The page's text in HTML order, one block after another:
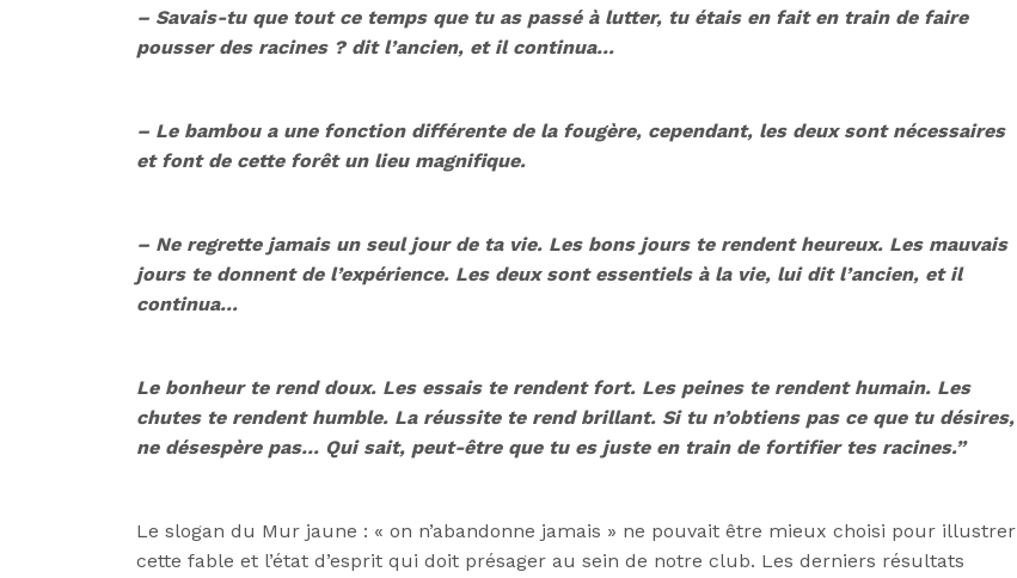
– Savais-tu que tout ce temps que tu as passé à lutter, tu étais en fait en train de faire
pousser des racines ? dit l’ancien, et il continua…
– Le bambou a une fonction différente de la fougère, cependant, les deux sont nécessaires
et font de cette forêt un lieu magnifique.
– Ne regrette jamais un seul jour de ta vie. Les bons jours te rendent heureux. Les mauvais
jours te donnent de l’expérience. Les deux sont essentiels à la vie, lui dit l’ancien, et il
continua…
Le bonheur te rend doux. Les essais te rendent fort. Les peines te rendent humain. Les
chutes te rendent humble. La réussite te rend brillant. Si tu n’obtiens pas ce que tu désires,
ne désespère pas… Qui sait, peut-être que tu es juste en train de fortifier tes racines.”
Le slogan du Mur jaune : « on n’abandonne jamais » ne pouvait être mieux choisi pour illustrer
cette fable et l’état d’esprit qui doit présager au sein de notre club. Les derniers résultats